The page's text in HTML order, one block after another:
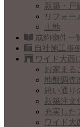
新築・戸
リフォー
土地
成約物件一
自社施工事
ワイド大西
お家まる
地盤調査
思い通り
新築注文
充実した
ワイド大